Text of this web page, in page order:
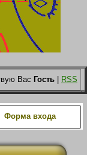
Вас Гость RSS
Форма входа